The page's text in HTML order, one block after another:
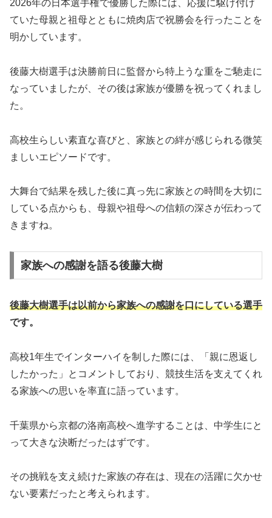
2026年の日本選手権で優勝した際には、応援に駆け付け
ていた母親と祖母とともに焼肉店で祝勝会を行ったことを
明かしています。
後藤大樹選手は決勝前日に監督から特上うな重をご馳走に
なっていましたが、その後は家族が優勝を祝ってくれまし
た。
高校生らしい素直な喜びと、家族との絆が感じられる微笑
ましいエピソードです。
大舞台で結果を残した後に真っ先に家族との時間を大切に
している点からも、母親や祖母への信頼の深さが伝わって
きますね。
家族への感謝を語る後藤大樹
後藤大樹選手は以前から家族への感謝を口にしている選手
です。
高校1年生でインターハイを制した際には、「親に恩返し
したかった」とコメントしており、競技生活を支えてくれ
る家族への思いを率直に語っています。
千葉県から京都の洛南高校へ進学することは、中学生にと
って大きな決断だったはずです。
その挑戦を支え続けた家族の存在は、現在の活躍に欠かせ
ない要素だったと考えられます。